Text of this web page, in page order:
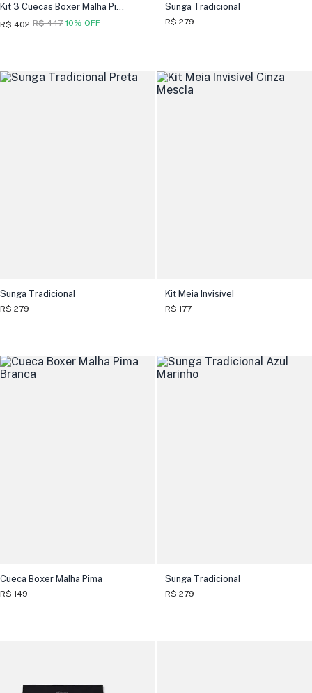
Kit 3 Cuecas Boxer Malha Pima
R$ 402 10% OFF
R$ 447
Sunga Tradicional
R$ 279
Sunga Tradicional
R$ 279
Kit Meia Invisível
R$ 177
Cueca Boxer Malha Pima
R$ 149
Sunga Tradicional
R$ 279